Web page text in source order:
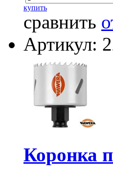
купить
сравнить
Артикул:
Коронка